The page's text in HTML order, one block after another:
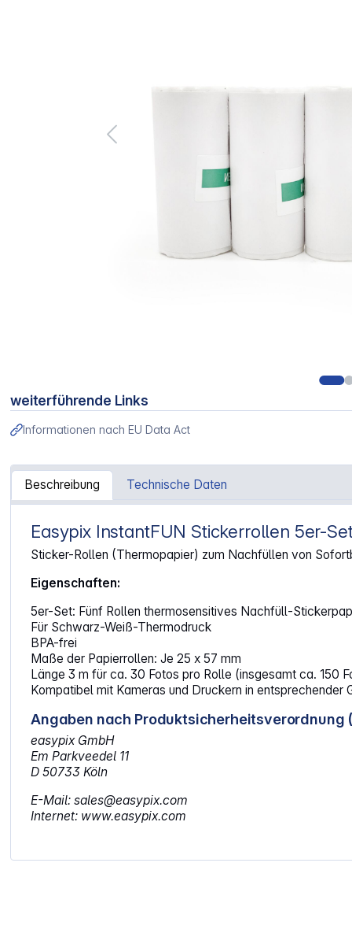
weiterführende Links
Informationen nach EU Data Act
Beschreibung Technische Daten
Artikelinformationen "Easypix InstantFUN Stickerrollen
Easypix InstantFUN Stickerrollen 5er-
Sticker-Rollen (Thermopapier) zum Nachfüllen von
Eigenschaften:
5er-Set: Fünf Rollen thermosensitives Nachfüll-
Für Schwarz-Weiß-Thermodruck
BPA-frei
Maße der Papierrollen: Je 25 x 57 mm
Länge 3 m für ca. 30 Fotos pro Rolle (insgesamt ca. 150
Kompatibel mit Kameras und Druckern in
Angaben nach Produktsicherheitsverordnung
easypix GmbH
Em Parkveedel 11
D 50733 Köln
E-Mail: sales@easypix.com
Internet: www.easypix.com